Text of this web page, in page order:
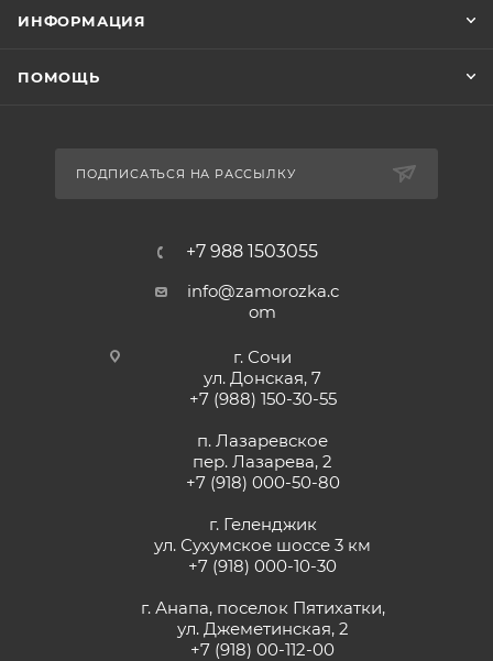
ИНФОРМАЦИЯ
ПОМОЩЬ
ПОДПИСАТЬСЯ НА РАССЫЛКУ
+7 988 1503055
info@zamorozka.c
om
г. Сочи
ул. Донская, 7
+7 (988) 150-30-55
п. Лазаревское
пер. Лазарева, 2
+7 (918) 000-50-80
г. Геленджик
ул. Сухумское шоссе 3 км
+7 (918) 000-10-30
г. Анапа, поселок Пятихатки,
ул. Джеметинская, 2
+7 (918) 00-112-00